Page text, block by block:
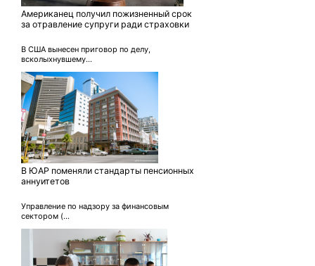
Американец получил пожизненный срок
за отравление супруги ради страховки
В США вынесен приговор по делу,
всколыхнувшему...
В ЮАР поменяли стандарты пенсионных
аннуитетов
Управление по надзору за финансовым
сектором (...